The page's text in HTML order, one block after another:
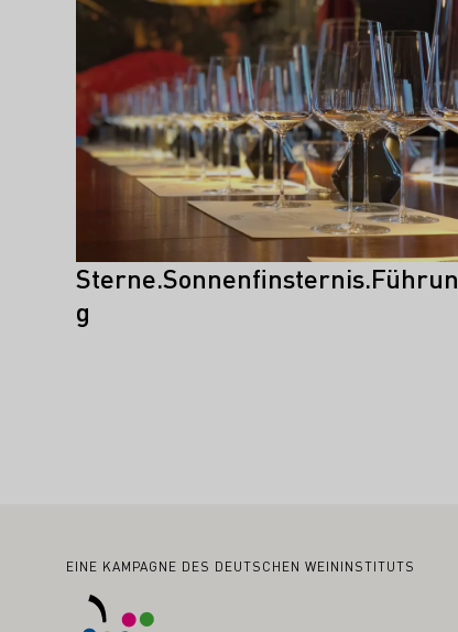
Sterne.Sonnenfinsternis.Führun
g
Fußbereich
EINE KAMPAGNE DES DEUTSCHEN WEININSTITUTS